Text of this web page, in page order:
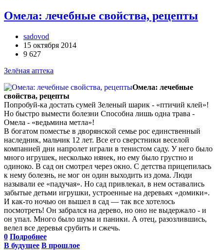
Омела: лечебные свойства, рецепты
sadovod
15 октября 2014
9 627
Зелёная аптека
Омела: лечебные
свойства, рецепты
Попробуй-ка достать сумей Зеленый шарик - «птичий клей»!
Но быстро вымести болезни Способна лишь одна трава -
Омела - «ведьмина метла»!
В богатом поместье в дворянской семье рос единственный
наследник, мальчик 12 лет. Все его сверстники веселой
компанией дни напролет играли в тенистом саду. У него было
много игрушек, несколько нянек, но ему было грустно и
одиноко. В сад он смотрел через окно. С детства прицепилась
к нему болезнь, не мог он один выходить из дома. Люди
называли ее «падучая». Но сад привлекал, в нем оставались
забытые детьми игрушки, устроенные на деревьях «домики».
И как-то ночью он вышел в сад — так все хотелось
посмотреть! Он забрался на дерево, но оно не выдержало - и
он упал. Много было шума и паники. А отец, разозлившись,
велел все деревья срубить и сжечь.
0 Подробнее
В будущее В прошлое